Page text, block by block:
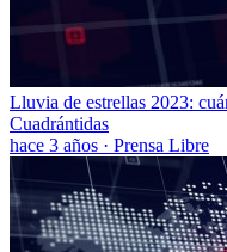
Lluvia de estrellas 2023:
Cuadrántidas
hace 3 años · Prensa Libre